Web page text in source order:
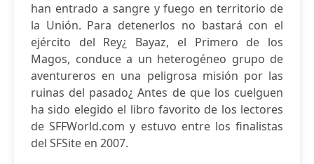
han entrado a sangre y fuego en territorio de
la Unión. Para detenerlos no bastará con el
ejército del Rey¿ Bayaz, el Primero de los
Magos, conduce a un heterogéneo grupo de
aventureros en una peligrosa misión por las
ruinas del pasado¿ Antes de que los cuelguen
ha sido elegido el libro favorito de los lectores
de SFFWorld.com y estuvo entre los finalistas
del SFSite en 2007.